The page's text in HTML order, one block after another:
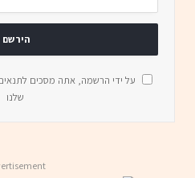
על ידי הרשמה, אתה מסכים
שלנו